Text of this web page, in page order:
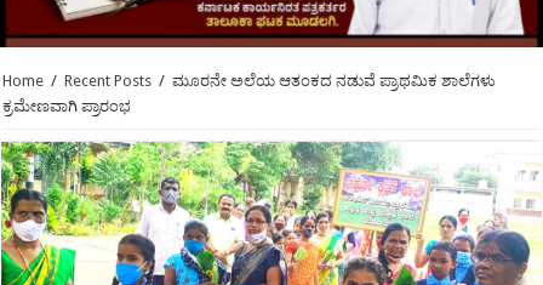
Home / Recent Posts / ಮೂರನೇ ಅಲೆಯ ಆತಂಕದ ನಡುವೆ ಪ್ರಾಥಮಿಕ ಶಾಲೆಗಳು
ಕ್ರಮೇಣವಾಗಿ ಪ್ರಾರಂಭ